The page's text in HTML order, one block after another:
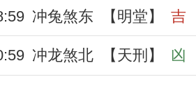
冲兔煞东 【明堂】 吉
冲龙煞北 【天刑】 凶